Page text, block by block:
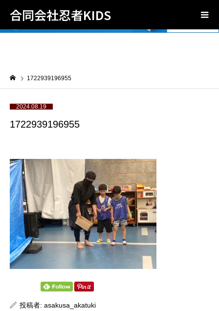
合同会社忍者KIDS
1722939196955
2024.08.19
1722939196955
投稿者: asakusa_akatuki